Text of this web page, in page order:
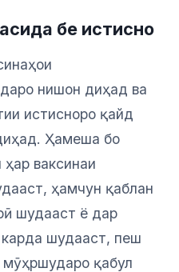
бе истисно
нишон диҳад ва
истисноро қайд
Ҳамеша бо
ваксинаи
ҳамчун қаблан
шудааст ё дар
шудааст, пеш
қабул